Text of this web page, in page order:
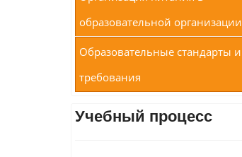
образовательной организации
Образовательные стандарты и
требования
Учебный процесс